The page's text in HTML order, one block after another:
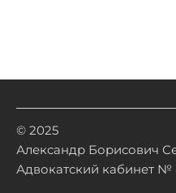
© 2025
Александр Борисович
Адвокатский кабинет №